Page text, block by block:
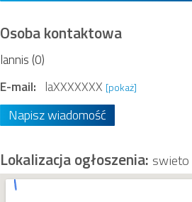
Osoba kontaktowa
lannis (0)
E-mail: laXXXXXXX [pokaż]
Napisz wiadomość
Lokalizacja ogłoszenia: